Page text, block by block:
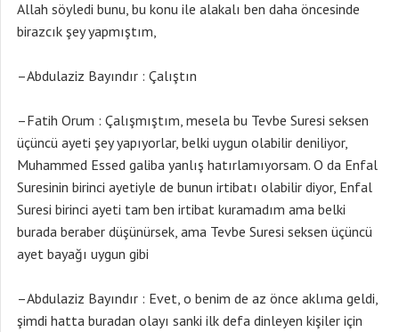
Allah söyledi bunu, bu konu ile alakalı ben daha öncesinde
birazcık şey yapmıştım,
–Abdulaziz Bayındır : Çalıştın
–Fatih Orum : Çalışmıştım, mesela bu Tevbe Suresi seksen
üçüncü ayeti şey yapıyorlar, belki uygun olabilir deniliyor,
Muhammed Essed galiba yanlış hatırlamıyorsam. O da Enfal
Suresinin birinci ayetiyle de bunun irtibatı olabilir diyor, Enfal
Suresi birinci ayeti tam ben irtibat kuramadım ama belki
burada beraber düşünürsek, ama Tevbe Suresi seksen üçüncü
ayet bayağı uygun gibi
–Abdulaziz Bayındır : Evet, o benim de az önce aklıma geldi,
şimdi hatta buradan olayı sanki ilk defa dinleyen kişiler için